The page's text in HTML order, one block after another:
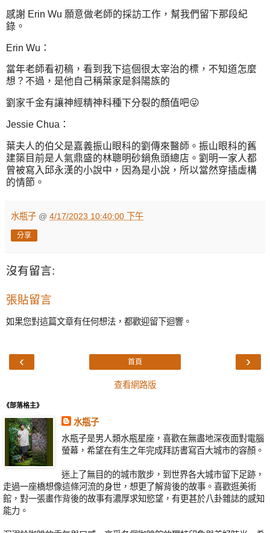
感謝 Erin Wu 願意做老師的採訪工作，幫我們留下那段紀
錄。
Erin Wu：
當年老師看初稿，看到我下這個很太宰治的標，不知道怎麼
想？不過，是他自己稱葉家是斜陽族的
劉家千金有讓神經精神科種下分裂的顏值吧😜
Jessie Chua：
葉夫人的伯父是嘉義振山眼科的劉傳來醫師。振山眼科的舊
建築目前是人氣鼎盛的林聰明砂鍋魚頭總店。劉明一家人都
曾被寫入邱永漢的小說中，因為是小說，所以當然穿插虛構
的情節。
水瓶子 @ 4/17/2023 10:40:00 下午
分享
沒有留言:
張貼留言
如果您對這篇文章有任何想法，都歡迎留下迴響。
‹ ›
首頁
查看網路版
《部落格主》
水瓶子
水瓶子是男人類水瓶星座，喜歡在無盡地深夜面對電腦
螢幕，希望在有生之年完成拜訪書寫百大城市的容顏。
迷上了無目的的城市散步，到世界各大城市留下足跡，
走過一座橋想像這條河流的身世，想更了解背後的故事。喜歡逛美術
館，對一張畫作背後的故事有濃厚求知慾望，有更甚於八卦雜誌的感知
能力。